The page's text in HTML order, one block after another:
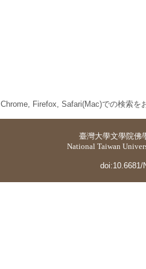
Chrome, Firefox, Safari(Mac)での検索を
臺灣大學文學院佛
National Taiwan
doi:10.6681/